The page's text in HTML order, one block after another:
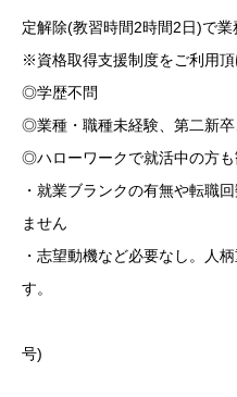
定解除(教習時間2時間2日)で業
※資格取得支援制度をご利用頂
◎学歴不問
◎業種・職種未経験、第二新
◎ハローワークで就活中の方も
・就業ブランクの有無や転職
ません
・志望動機など必要なし。人
※60歳未満
お気軽に